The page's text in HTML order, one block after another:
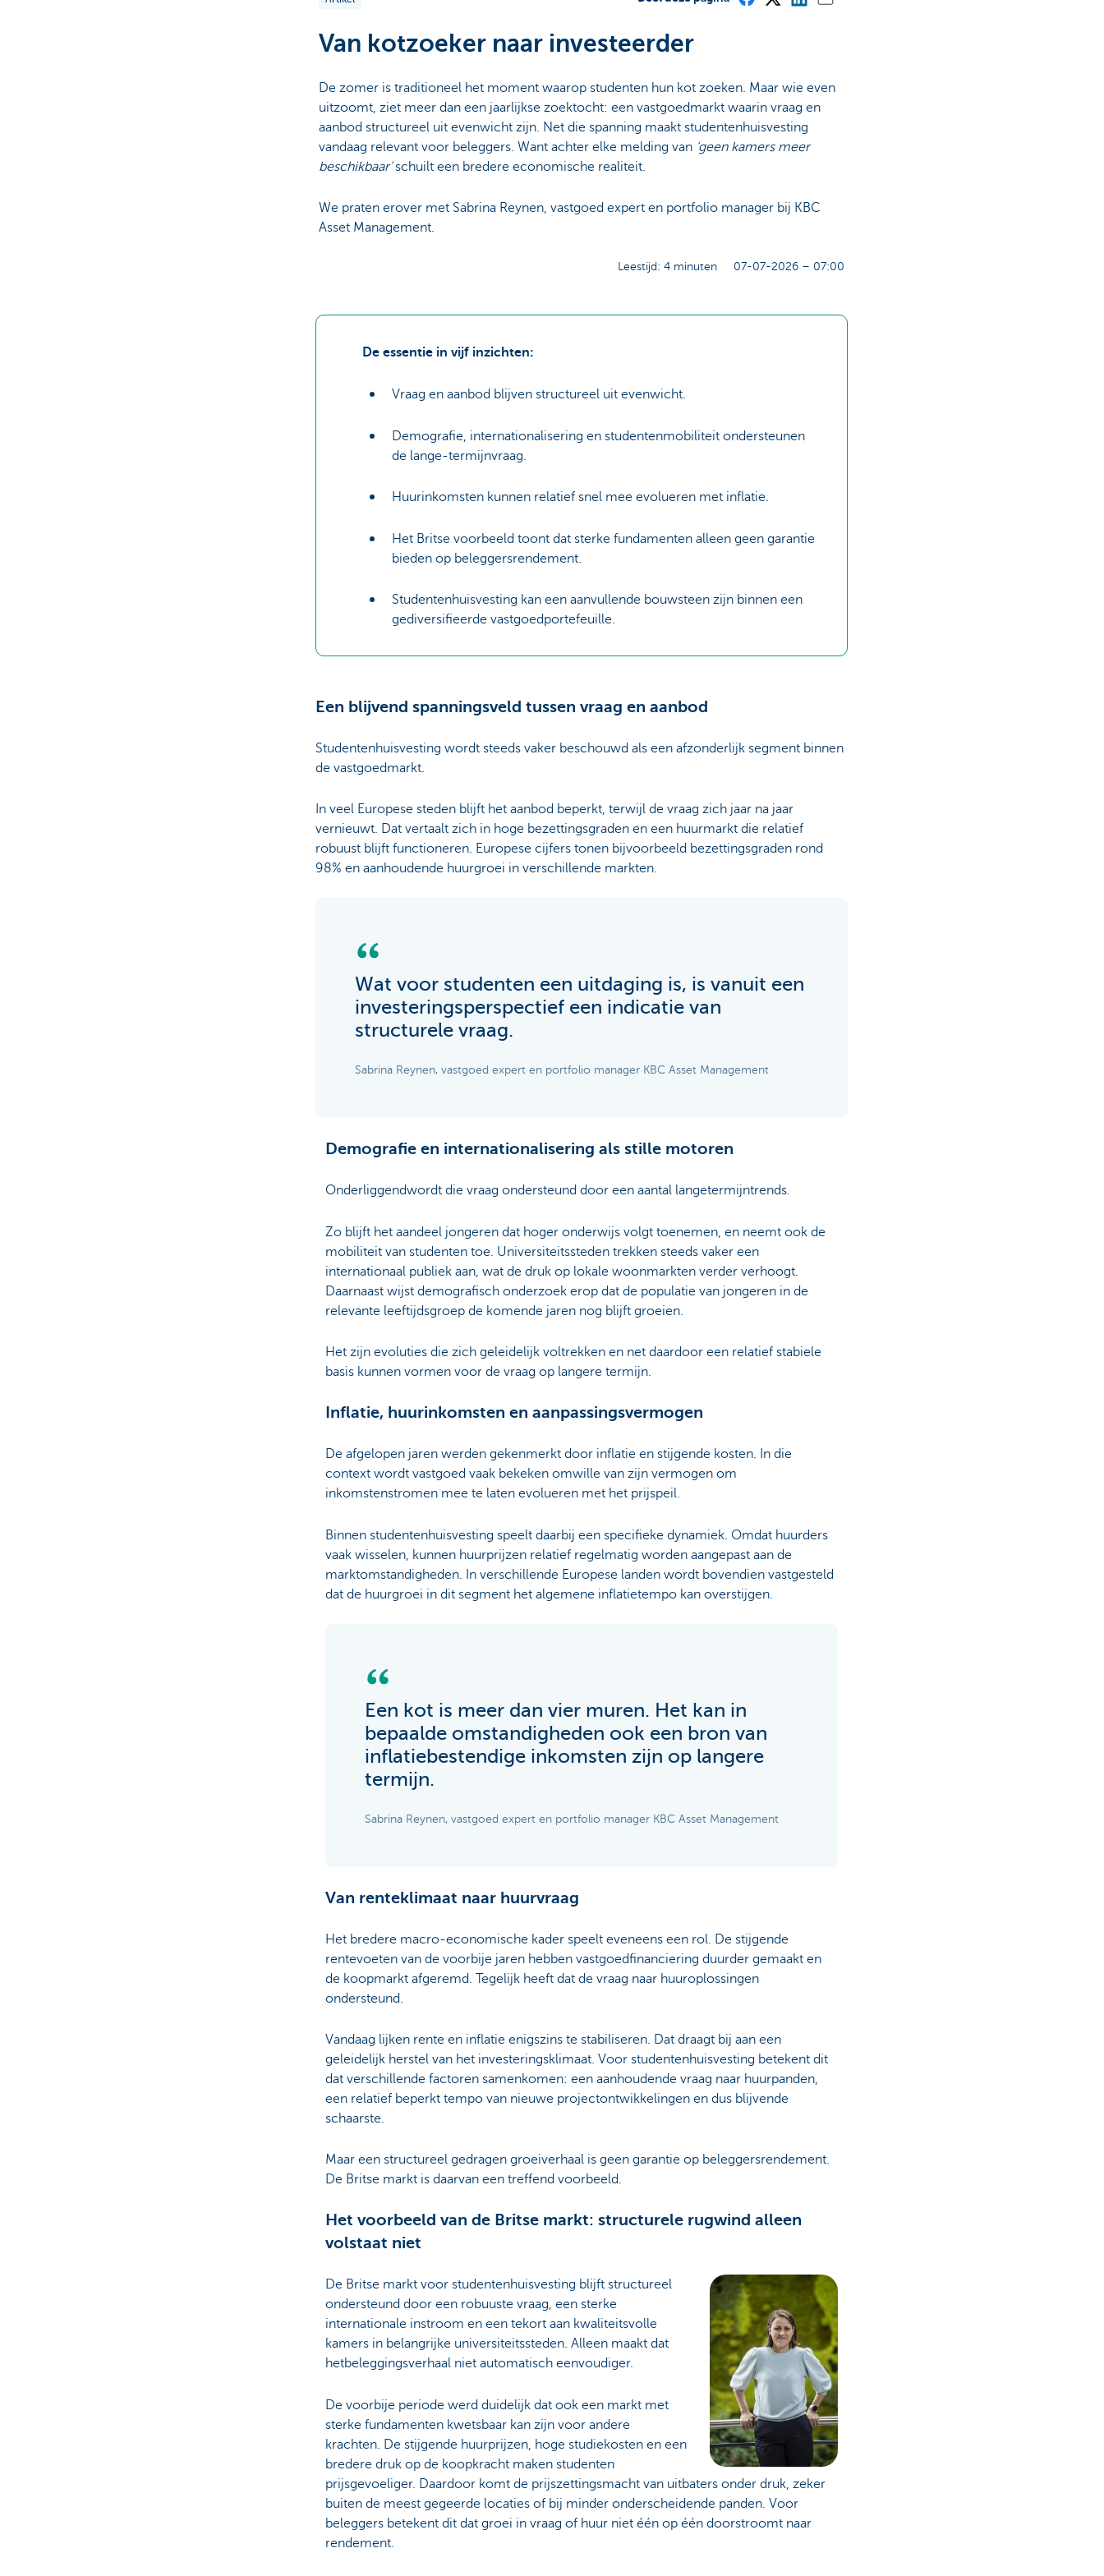
Van kotzoeker naar investeerder
De zomer is traditioneel het moment waarop studenten hun kot zoeken. Maar wie even
uitzoomt, ziet meer dan een jaarlijkse zoektocht: een vastgoedmarkt waarin vraag en
aanbod structureel uit evenwicht zijn. Net die spanning maakt studentenhuisvesting
vandaag relevant voor beleggers. Want achter elke melding van‘geen kamers meer
beschikbaar’schuilt een bredere economische realiteit.
We praten erover met Sabrina Reynen, vastgoed expert en portfolio manager bij KBC
Asset Management.
Leestijd: 4 minuten 07-07-2026 – 07:00
De essentie in vijf inzichten:
Vraag en aanbod blijven structureel uit evenwicht.
Demografie, internationalisering en studentenmobiliteit ondersteunen
de lange-termijnvraag.
Huurinkomsten kunnen relatief snel mee evolueren met inflatie.
Het Britse voorbeeld toont dat sterke fundamenten alleen geen garantie
bieden op beleggersrendement.
Studentenhuisvesting kan een aanvullende bouwsteen zijn binnen een
gediversifieerde vastgoedportefeuille.
Een blijvend spanningsveld tussen vraag en aanbod
Studentenhuisvesting wordt steeds vaker beschouwd als een afzonderlijk segment binnen
de vastgoedmarkt.
In veel Europese steden blijft het aanbod beperkt, terwijl de vraag zich jaar na jaar
vernieuwt. Dat vertaalt zich in hoge bezettingsgraden en een huurmarkt die relatief
robuust blijft functioneren. Europese cijfers tonen bijvoorbeeld bezettingsgraden rond
98% en aanhoudende huurgroei in verschillende markten.
Wat voor studenten een uitdaging is, is vanuit een
investeringsperspectief een indicatie van
structurele vraag.
Sabrina Reynen, vastgoed expert en portfolio manager KBC Asset Management
Demografie en internationalisering als stille motoren
Onderliggendwordt die vraag ondersteund door een aantal langetermijntrends.
Zo blijft het aandeel jongeren dat hoger onderwijs volgt toenemen, en neemt ook de
mobiliteit van studenten toe. Universiteitssteden trekken steeds vaker een
internationaal publiek aan, wat de druk op lokale woonmarkten verder verhoogt.
Daarnaast wijst demografisch onderzoek erop dat de populatie van jongeren in de
relevante leeftijdsgroep de komende jaren nog blijft groeien.
Het zijn evoluties die zich geleidelijk voltrekken en net daardoor een relatief stabiele
basis kunnen vormen voor de vraag op langere termijn.
Inflatie, huurinkomsten en aanpassingsvermogen
De afgelopen jaren werden gekenmerkt door inflatie en stijgende kosten. In die
context wordt vastgoed vaak bekeken omwille van zijn vermogen om
inkomstenstromen mee te laten evolueren met het prijspeil.
Binnen studentenhuisvesting speelt daarbij een specifieke dynamiek. Omdat huurders
vaak wisselen, kunnen huurprijzen relatief regelmatig worden aangepast aan de
marktomstandigheden. In verschillende Europese landen wordt bovendien vastgesteld
dat de huurgroei in dit segment het algemene inflatietempo kan overstijgen.
Een kot is meer dan vier muren. Het kan in
bepaalde omstandigheden ook een bron van
inflatiebestendige inkomsten zijn op langere
termijn.
Sabrina Reynen, vastgoed expert en portfolio manager KBC Asset Management
Van renteklimaat naar huurvraag
Het bredere macro-economische kader speelt eveneens een rol. De stijgende
rentevoeten van de voorbije jaren hebben vastgoedfinanciering duurder gemaakt en
de koopmarkt afgeremd. Tegelijk heeft dat de vraag naar huuroplossingen
ondersteund.
Vandaag lijken rente en inflatie enigszins te stabiliseren. Dat draagt bij aan een
geleidelijk herstel van het investeringsklimaat. Voor studentenhuisvesting betekent dit
dat verschillende factoren samenkomen: een aanhoudende vraag naar huurpanden,
een relatief beperkt tempo van nieuwe projectontwikkelingen en dus blijvende
schaarste.
Maar een structureel gedragen groeiverhaal is geen garantie op beleggersrendement.
De Britse markt is daarvan een treffend voorbeeld.
Het voorbeeld van de Britse markt: structurele rugwind alleen
volstaat niet
De Britse markt voor studentenhuisvesting blijft structureel
ondersteund door een robuuste vraag, een sterke
internationale instroom en een tekort aan kwaliteitsvolle
kamers in belangrijke universiteitssteden. Alleen maakt dat
hetbeleggingsverhaal niet automatisch eenvoudiger.
De voorbije periode werd duidelijk dat ook een markt met
sterke fundamenten kwetsbaar kan zijn voor andere
krachten. De stijgende huurprijzen, hoge studiekosten en een
bredere druk op de koopkracht maken studenten
prijsgevoeliger. Daardoor komt de prijszettingsmacht van uitbaters onder druk, zeker
buiten de meest gegeerde locaties of bij minder onderscheidende panden. Voor
beleggers betekent dit dat groei in vraag of huur niet één op één doorstroomt naar
rendement.